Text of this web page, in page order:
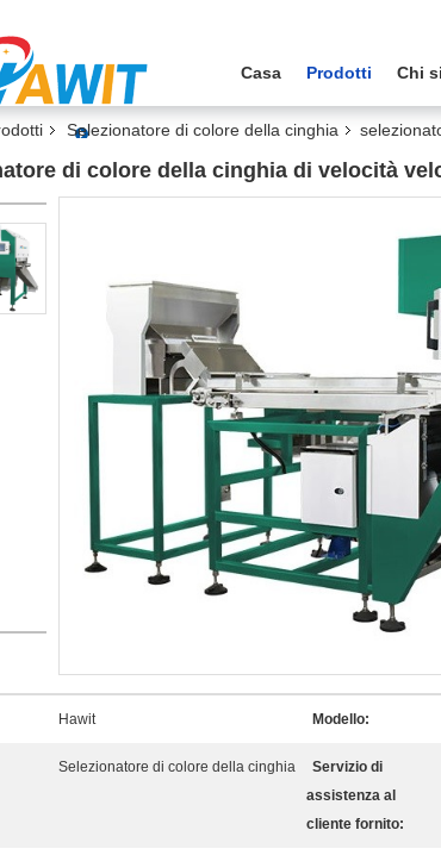
Casa Prodotti Chi
Selezionatore di colore della cinghia
di colore della cinghia di velocità
Hawit Modello:
Selezionatore di colore della cinghia
Servizio di
assistenza al
cliente fornito: